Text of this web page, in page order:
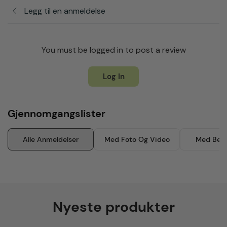
Legg til en anmeldelse
You must be logged in to post a review
Log In
Gjennomgangslister
Alle Anmeldelser Med Foto Og Video Med
Nyeste produkter